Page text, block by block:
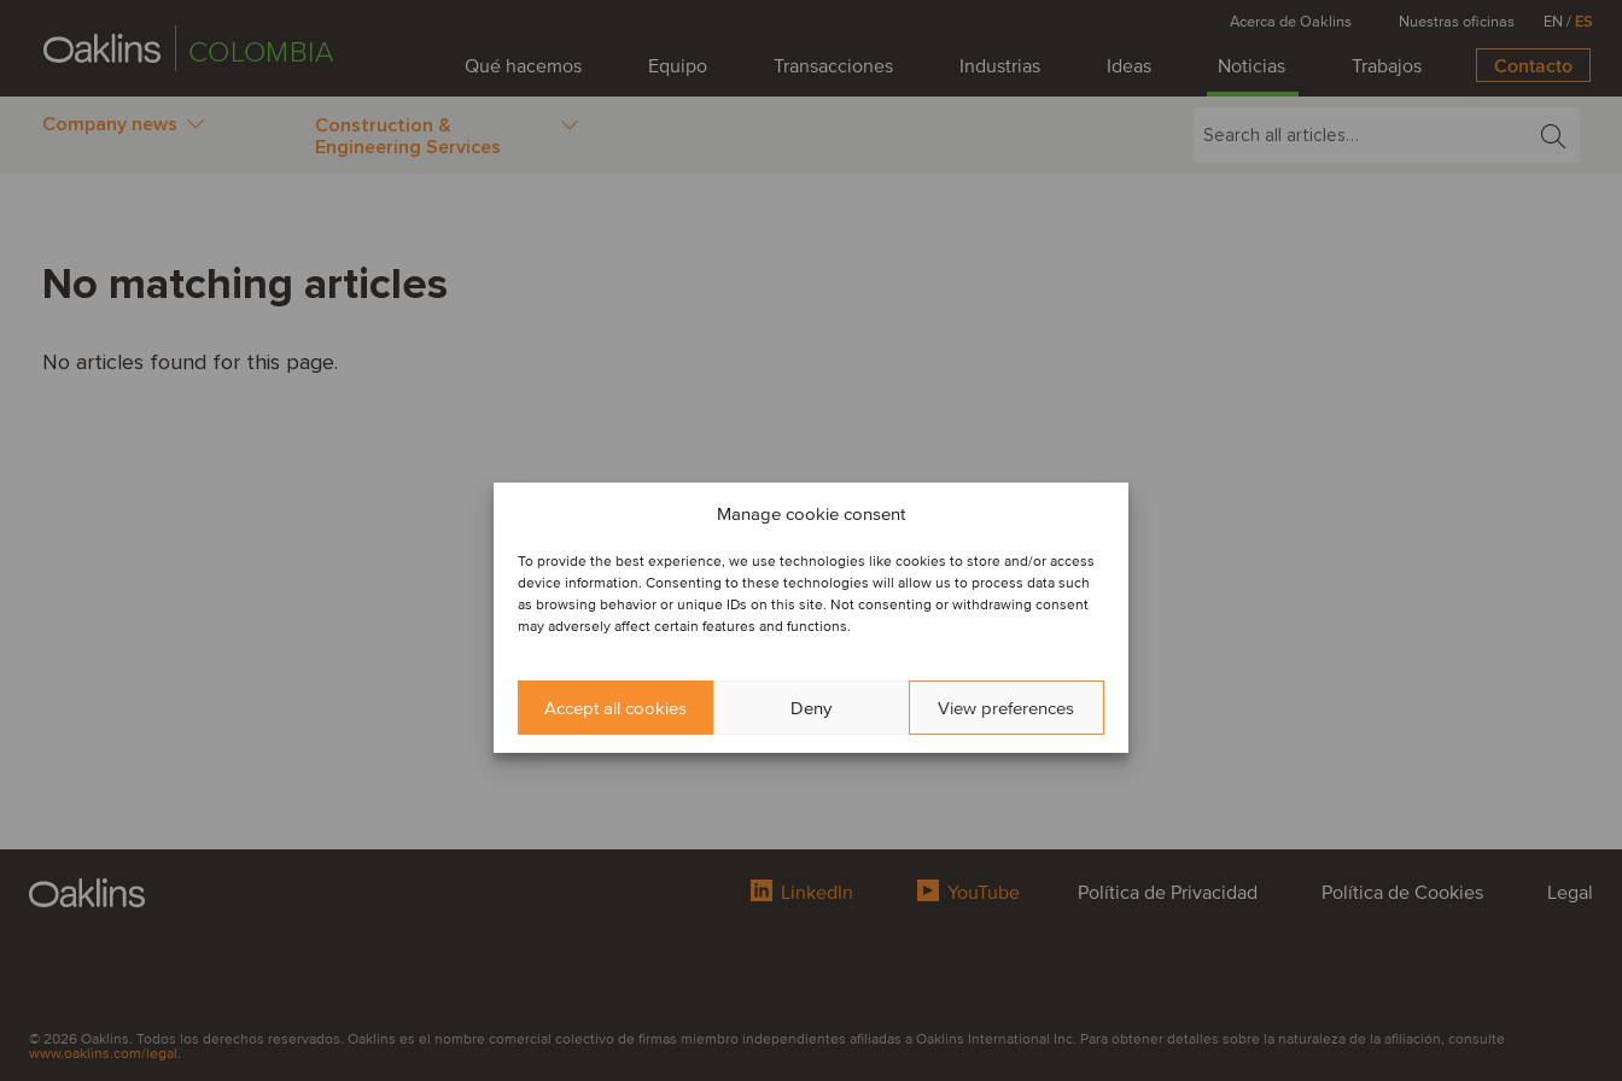
Manage cookie consent
To provide the best experience, we use technologies like cookies to store and/or access
device information. Consenting to these technologies will allow us to process data such
as browsing behavior or unique IDs on this site. Not consenting or withdrawing consent
may adversely affect certain features and functions.
Accept all cookies Deny View preferences
COLOMBIA Qué hacemos Equipo Transacciones Industrias Ideas Noticias Trabajos Contacto
Acerca de Oaklins Nuestras oficinas EN / ES
Company news
Construction &
Engineering Services
No matching articles
No articles found for this page.
LinkedIn YouTube Política de Privacidad Política de Cookies Legal
© 2026 Oaklins. Todos los derechos reservados. Oaklins es el nombre comercial colectivo de firmas miembro independientes afiliadas a Oaklins International Inc. Para obtener detalles sobre la naturaleza de la afiliación, consulte
www.oaklins.com/legal.